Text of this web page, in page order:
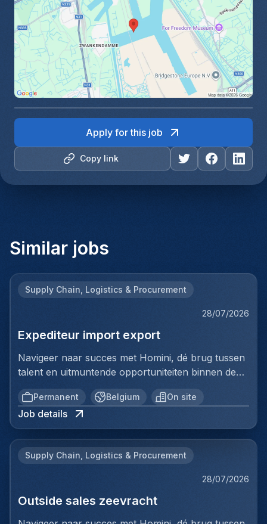
Copy link
Apply for this job
Similar jobs
Supply Chain, Logistics & Procurement
28/07/2026
Expediteur import export
Navigeer naar succes met Homini, dé brug tussen
talent en uitmuntende opportuniteiten binnen de
arbeidsmarkt.Als voorloper in wervingsdiensten,
matchen we toptalent met topbedrijven in diverse
sectoren. Met onze expertise en toewijding streven
we naar duurzame relaties en succesvolle
we vinden de perfecte match, keer op keer.Voor
verantwoordelijkhedenAls Expediteur Agriculture &
Permanent Belgium On site
Job details
Supply Chain, Logistics & Procurement
28/07/2026
Outside sales zeevracht